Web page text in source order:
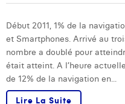
Pieter Maesmans
Sebastiaan Reeskamp
Sven Bosschem
Début 2011, 1% de la
et Smartphones. Arrivé au
nombre a doublé pour
était atteint. A l’heure
de 12% de la navigation en...
Lire La Suite